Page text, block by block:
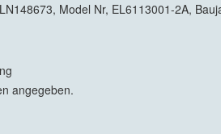
Model Nr, EL6113001-2A,
angegeben.